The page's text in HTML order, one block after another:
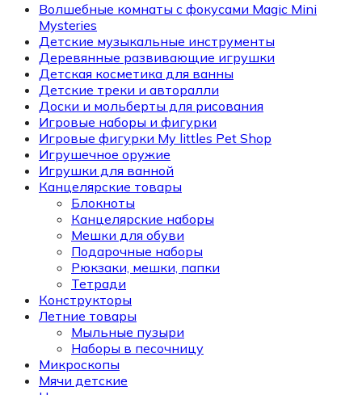
Волшебные комнаты с фокусами Magic Mini
Mysteries
Детские музыкальные инструменты
Деревянные развивающие игрушки
Детская косметика для ванны
Детские треки и авторалли
Доски и мольберты для рисования
Игровые наборы и фигурки
Игровые фигурки My littles Pet Shop
Игрушечное оружие
Игрушки для ванной
Канцелярские товары
Блокноты
Канцелярские наборы
Мешки для обуви
Подарочные наборы
Рюкзаки, мешки, папки
Тетради
Конструкторы
Летние товары
Мыльные пузыри
Наборы в песочницу
Микроскопы
Мячи детские